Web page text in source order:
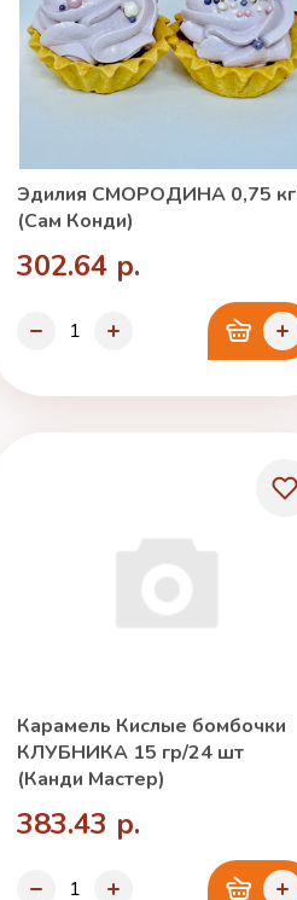
Эдилия СМОРОДИНА 0,75 кг
(Сам Конди)
302.64 р.
Карамель Кислые бомбочки
КЛУБНИКА 15 гр/24 шт
(Канди Мастер)
383.43 р.